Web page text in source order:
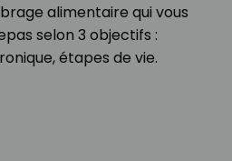
alimentaire qui vous
selon 3 objectifs :
étapes de vie.